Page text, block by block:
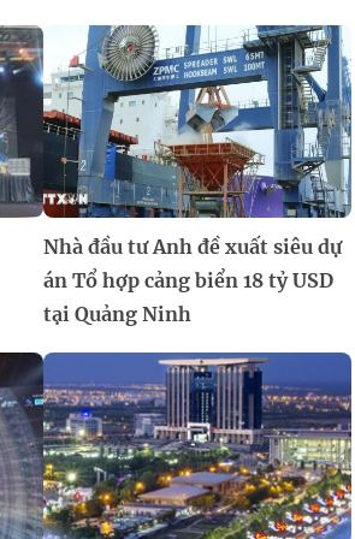
Nhà đầu tư Anh đề xuất siêu dự
án Tổ hợp cảng biển 18 tỷ USD
tại Quảng Ninh